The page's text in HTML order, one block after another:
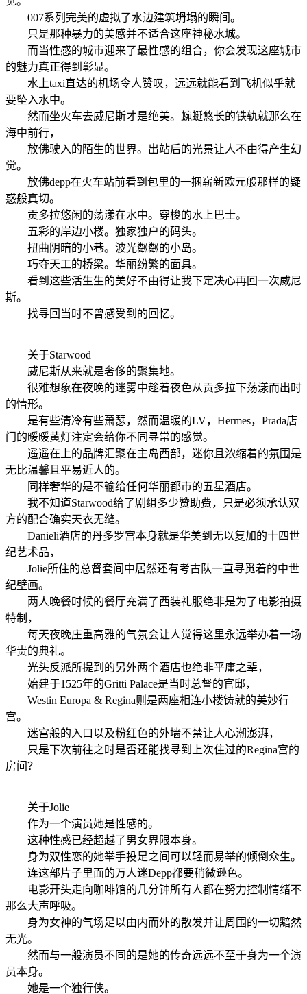
007系列完美的虚拟了水边建筑坍塌的瞬间。
只是那种暴力的美感并不适合这座神秘水城。
而当性感的城市迎来了最性感的组合，你会发现这座城市
的魅力真正得到彰显。
水上taxi直达的机场令人赞叹，远远就能看到飞机似乎就
要坠入水中。
然而坐火车去威尼斯才是绝美。蜿蜒悠长的铁轨就那么在
海中前行，
放佛驶入的陌生的世界。出站后的光景让人不由得产生幻
觉。
放佛depp在火车站前看到包里的一捆崭新欧元般那样的疑
惑般真切。
贡多拉悠闲的荡漾在水中。穿梭的水上巴士。
五彩的岸边小楼。独家独户的码头。
扭曲阴暗的小巷。波光粼粼的小岛。
巧夺天工的桥梁。华丽纷繁的面具。
看到这些活生生的美好不由得让我下定决心再回一次威尼
斯。
找寻回当时不曾感受到的回忆。
关于Starwood
威尼斯从来就是奢侈的聚集地。
很难想象在夜晚的迷雾中趁着夜色从贡多拉下荡漾而出时
的情形。
是有些清冷有些萧瑟，然而温暖的LV，Hermes，Prada店
门的暖暖黄灯注定会给你不同寻常的感觉。
遥遥在上的品牌汇聚在主岛西部，迷你且浓缩着的氛围是
无比温馨且平易近人的。
同样奢华的是不输给任何华丽都市的五星酒店。
我不知道Starwood给了剧组多少赞助费，只是必须承认双
方的配合确实天衣无缝。
Danieli酒店的丹多罗宫本身就是华美到无以复加的十四世
纪艺术品，
Jolie所住的总督套间中居然还有考古队一直寻觅着的中世
纪壁画。
两人晚餐时候的餐厅充满了西装礼服绝非是为了电影拍摄
特制，
每天夜晚庄重高雅的气氛会让人觉得这里永远举办着一场
华贵的典礼。
光头反派所提到的另外两个酒店也绝非平庸之辈，
始建于1525年的Gritti Palace是当时总督的官邸，
Westin Europa & Regina则是两座相连小楼铸就的美妙行
宫。
迷宫般的入口以及粉红色的外墙不禁让人心潮澎湃，
只是下次前往之时是否还能找寻到上次住过的Regina宫的
房间？
关于Jolie
作为一个演员她是性感的。
这种性感已经超越了男女界限本身。
身为双性恋的她举手投足之间可以轻而易举的倾倒众生。
连这部片子里面的万人迷Depp都要稍微逊色。
电影开头走向咖啡馆的几分钟所有人都在努力控制情绪不
那么大声呼吸。
身为女神的气场足以由内而外的散发并让周围的一切黯然
无光。
然而与一般演员不同的是她的传奇远远不至于身为一个演
员本身。
她是一个独行侠。